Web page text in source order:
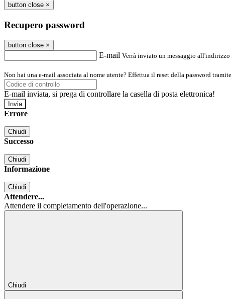
button close ×
Recupero password
button close ×
E-mail Verrà inviato un messaggio
Non hai una e-mail associata al nome utente? Effettua il reset della password
E-mail inviata, si prega di controllare la casella di posta elettronica!
Errore
Chiudi
Successo
Chiudi
Informazione
Chiudi
Attendere...
Attendere il completamento dell'operazione...
Chiudi